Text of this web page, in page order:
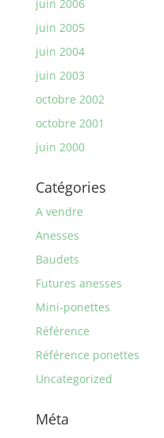
juin 2006
juin 2005
juin 2004
juin 2003
octobre 2002
octobre 2001
juin 2000
Catégories
A vendre
Anesses
Baudets
Futures anesses
Mini-ponettes
Référence
Référence ponettes
Uncategorized
Méta